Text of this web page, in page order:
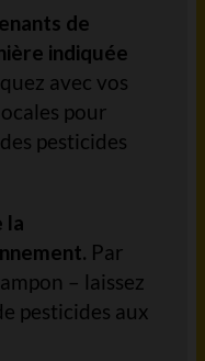
de
indiquée
avec vos
pour
pesticides
la
Par
– laissez
pesticides aux